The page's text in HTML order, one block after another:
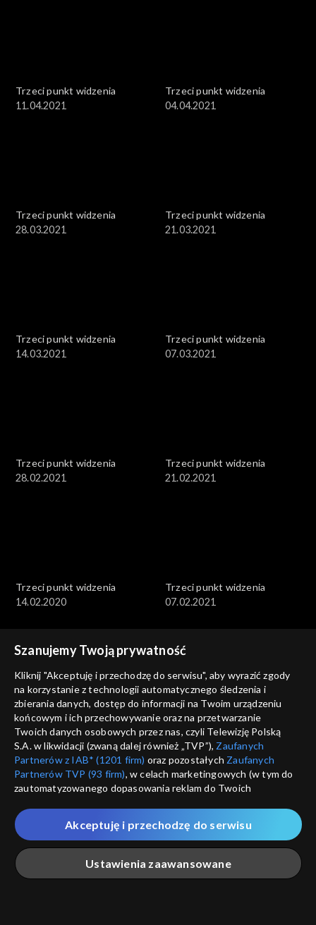
Trzeci punkt widzenia
11.04.2021
Trzeci punkt widzenia
04.04.2021
Trzeci punkt widzenia
28.03.2021
Trzeci punkt widzenia
21.03.2021
Trzeci punkt widzenia
14.03.2021
Trzeci punkt widzenia
07.03.2021
Trzeci punkt widzenia
28.02.2021
Trzeci punkt widzenia
21.02.2021
Trzeci punkt widzenia
14.02.2020
Trzeci punkt widzenia
07.02.2021
Trzeci punkt widzenia
31.01.2021
Trzeci punkt widzenia
24.01.2021
Trzeci punkt widzenia
17.01.2021
Trzeci punkt widzenia
10.01.2021
Szanujemy Twoją prywatność
Kliknij "Akceptuję i przechodzę do serwisu", aby wyrazić zgody
na korzystanie z technologii automatycznego śledzenia i
zbierania danych, dostęp do informacji na Twoim urządzeniu
końcowym i ich przechowywanie oraz na przetwarzanie
Twoich danych osobowych przez nas, czyli Telewizję Polską
S.A. w likwidacji (zwaną dalej również „TVP”), Zaufanych
Partnerów z IAB* (1201 firm) oraz pozostałych Zaufanych
Partnerów TVP (93 firm), w celach marketingowych (w tym do
zautomatyzowanego dopasowania reklam do Twoich
które wskazujemy poniżej, a także zgody na udostępnianie
przez nas identyfikatora PPID do Google.
Twoje dane osobowe zbierane podczas odwiedzania przez
Ciebie naszych
poszczególnych serwisówzwanych dalej
„Portalem”, w tym informacje zapisywane za pomocą
Ustawienia zaawansowane
Akceptuję i przechodzę do serwisu